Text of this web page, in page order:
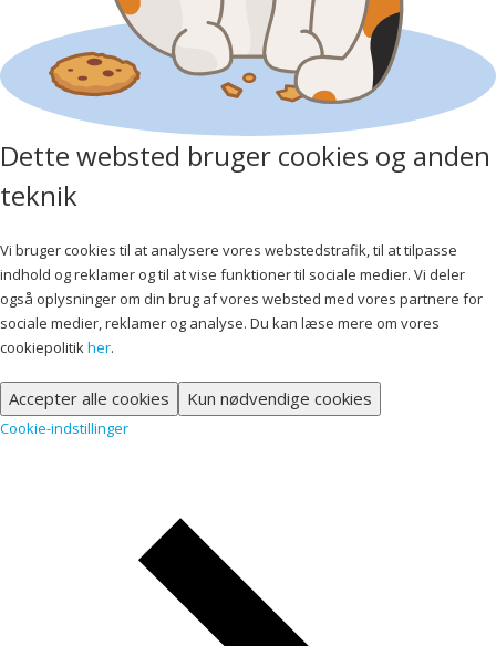
Dette websted bruger cookies og anden
teknik
Vi bruger cookies til at analysere vores webstedstrafik, til at tilpasse
indhold og reklamer og til at vise funktioner til sociale medier. Vi deler
også oplysninger om din brug af vores websted med vores partnere for
sociale medier, reklamer og analyse. Du kan læse mere om vores
cookiepolitikher.
Accepter alle cookies Kun nødvendige cookies
Cookie-indstillinger